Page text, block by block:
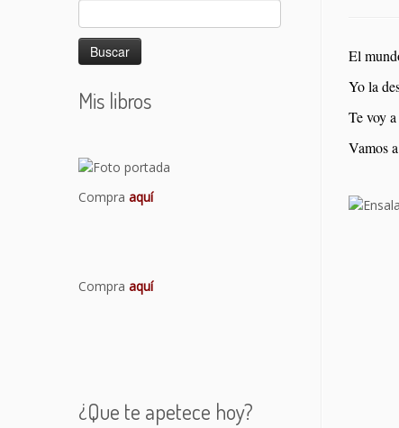
Buscar:
Mis libros
Compra aquí
Compra aquí
¿Que te apetece hoy?
El
Yo la
Te voy
Vamos